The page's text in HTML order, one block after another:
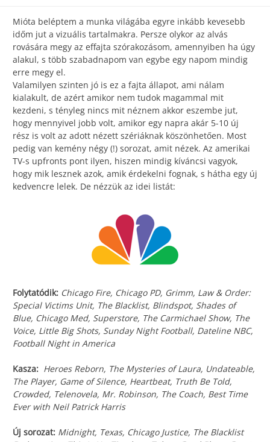
Mióta beléptem a munka világába egyre inkább kevesebb
időm jut a vizuális tartalmakra. Persze olykor az alvás
rovására megy az effajta szórakozásom, amennyiben ha úgy
alakul, s több szabadnapom van egybe egy napom mindig
erre megy el.
Valamilyen szinten jó is ez a fajta állapot, ami nálam
kialakult, de azért amikor nem tudok magammal mit
kezdeni, s tényleg nincs mit néznem akkor eszembe jut,
hogy mennyivel jobb volt, amikor egy napra akár 5-10 új
rész is volt az adott nézett szériáknak köszönhetően. Most
pedig van kemény négy (!) sorozat, amit nézek. Az amerikai
TV-s upfronts pont ilyen, hiszen mindig kíváncsi vagyok,
hogy mik lesznek azok, amik érdekelni fognak, s hátha egy új
kedvencre lelek. De nézzük az idei listát:
Folytatódik: Chicago Fire, Chicago PD, Grimm, Law & Order:
Special Victims Unit, The Blacklist, Blindspot, Shades of
Blue, Chicago Med, Superstore, The Carmichael Show, The
Voice, Little Big Shots, Sunday Night Football, Dateline NBC,
Football Night in America
Kasza: Heroes Reborn, The Mysteries of Laura, Undateable,
The Player, Game of Silence, Heartbeat, Truth Be Told,
Crowded, Telenovela, Mr. Robinson, The Coach, Best Time
Ever with Neil Patrick Harris
Új sorozat: Midnight, Texas, Chicago Justice, The Blacklist